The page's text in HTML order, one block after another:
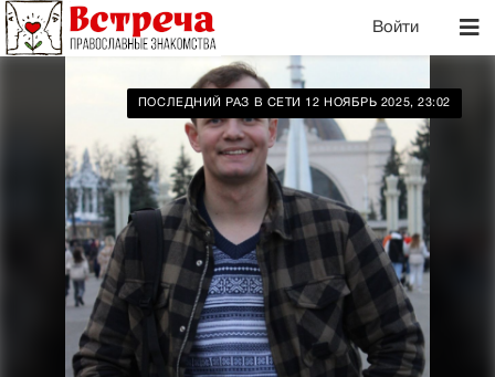
Войти
ПОСЛЕДНИЙ РАЗ В СЕТИ 12 НОЯБРЬ 2025, 23:02